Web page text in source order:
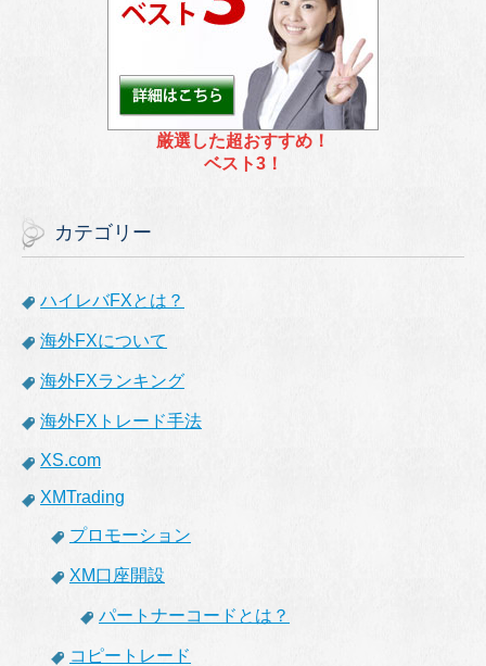
厳選した超おすすめ！
ベスト3！
カテゴリー
ハイレバFXとは？
海外FXについて
海外FXランキング
海外FXトレード手法
XS.com
XMTrading
プロモーション
XM口座開設
パートナーコードとは？
コピートレード